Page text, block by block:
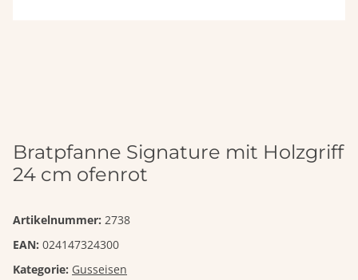
Bratpfanne Signature mit Holzgriff
24 cm ofenrot
Artikelnummer: 2738
EAN: 024147324300
Kategorie: Gusseisen